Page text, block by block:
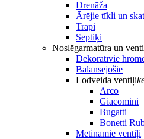
Drenāža
Ārējie tīkli un
Trapi
Septiķi
Noslēgarmatūra un
Dekoratīvie
Balansējošie
Lodveida ventiļi
Arco
Giacomini
Bugatti
Bonetti
Metināmie ventiļi